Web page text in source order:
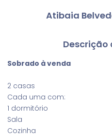
Atibaia
Descrição
Sobrado à venda
2 casas
Cada uma com:
1 dormitório
Sala
Cozinha